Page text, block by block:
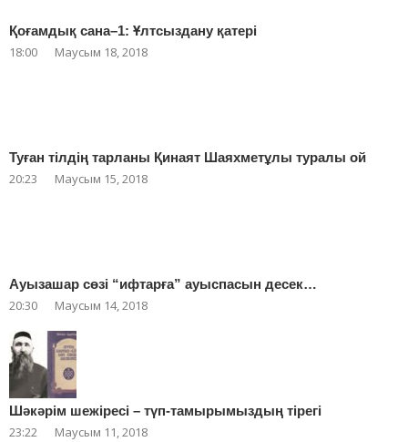
Қоғамдық сана–1: Ұлтсыздану қатері
18:00 Маусым 18, 2018
Туған тілдің тарланы Қинаят Шаяхметұлы туралы ой
20:23 Маусым 15, 2018
Ауызашар сөзі “ифтарға” ауыспасын десек…
20:30 Маусым 14, 2018
Шәкәрім шежіресі – түп-тамырымыздың тірегі
23:22 Маусым 11, 2018